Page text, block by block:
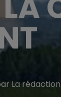
La rédaction